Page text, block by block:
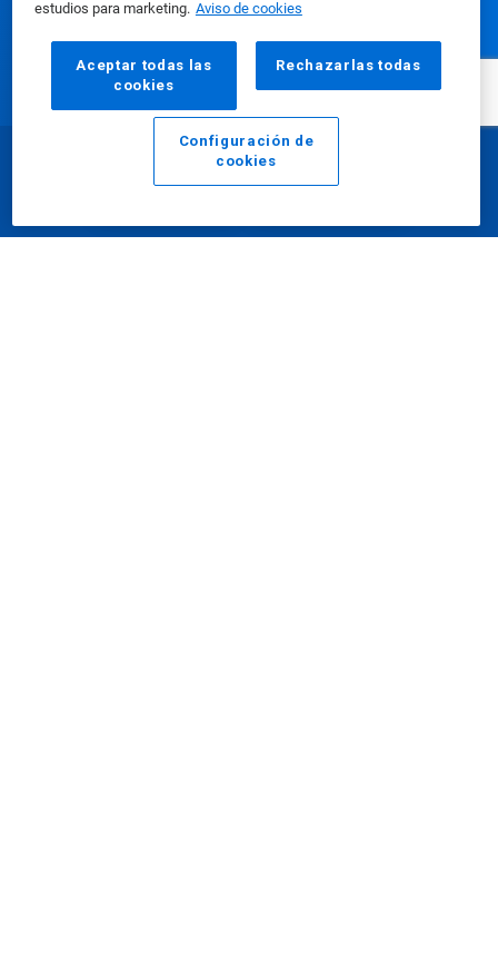
estudios para marketing. Aviso de cookies
Aceptar todas las
cookies
Rechazarlas todas
Configuración de
cookies
Nuestros productos
Centro de medios
Uso de nuestro sitio web
Email Llamar